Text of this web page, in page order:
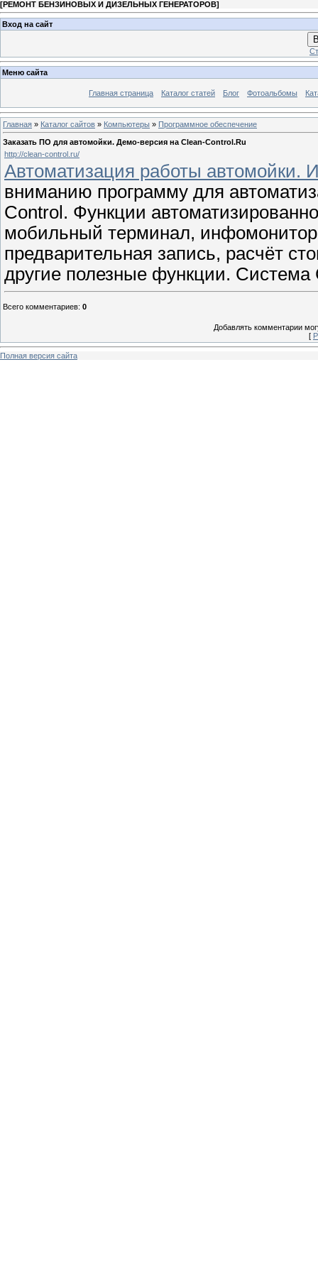
[РЕМОНТ БЕНЗИНОВЫХ И ДИЗЕЛЬНЫХ ГЕНЕРАТОРОВ]
Вход на сайт
Меню сайта
Главная страница Каталог статей Блог Фотоальбомы
Главная » Каталог сайтов » Компьютеры » Программное обеспечение
Заказать ПО для автомойки. Демо-версия на Clean-Control.Ru
http://clean-control.ru/
Автоматизация работы автомойки.
вниманию программу для
Control. Функции
мобильный терминал,
предварительная запись, расчёт
другие полезные функции.
Всего комментариев: 0
Добавлять комментарии
[
Полная версия сайта